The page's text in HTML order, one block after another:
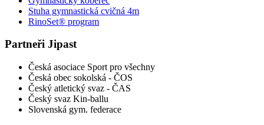
Stuha gymnastická cvičná 4m
RinoSet® program
Partneři Jipast
Česká asociace Sport pro všechny
Česká obec sokolská - ČOS
Český atletický svaz - ČAS
Český svaz Kin-ballu
Slovenská gym. federace